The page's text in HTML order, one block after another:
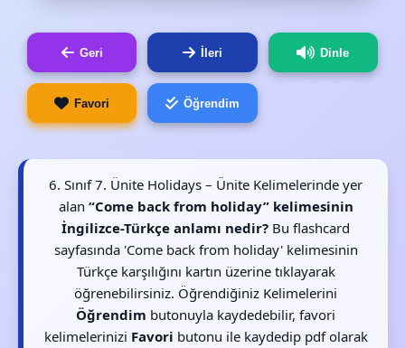
Geri İleri Dinle
Favori Öğrendim
6. Sınıf 7. Ünite Holidays – Ünite Kelimelerinde yer
alan “Come back from holiday” kelimesinin
İngilizce-Türkçe anlamı nedir? Bu flashcard
sayfasında 'Come back from holiday' kelimesinin
Türkçe karşılığını kartın üzerine tıklayarak
öğrenebilirsiniz. Öğrendiğiniz Kelimelerini
Öğrendim butonuyla kaydedebilir, favori
kelimelerinizi Favori butonu ile kaydedip pdf olarak